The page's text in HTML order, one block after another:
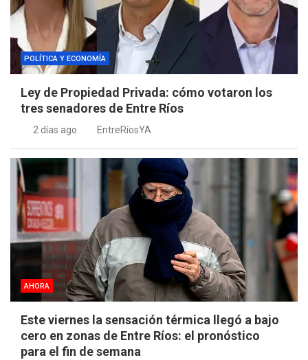
POLÍTICA Y ECONOMÍA
Ley de Propiedad Privada: cómo votaron los
tres senadores de Entre Ríos
2 días ago EntreRíosYA
AHORA
Este viernes la sensación térmica llegó a bajo
cero en zonas de Entre Ríos: el pronóstico
para el fin de semana